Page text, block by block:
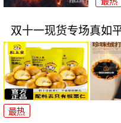
双十一现货专场真如
最热